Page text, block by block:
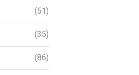
(51)
(35)
(86)